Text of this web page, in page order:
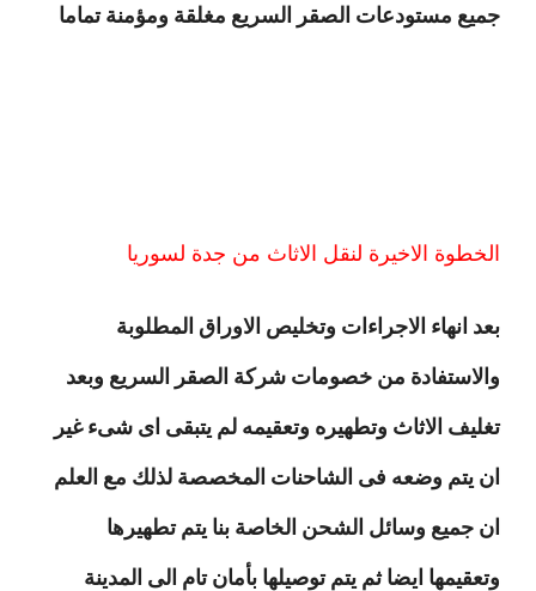
جميع مستودعات الصقر السريع مغلقة ومؤمنة تماما
الخطوة الاخيرة لنقل الاثاث من جدة لسوريا
بعد انهاء الاجراءات وتخليص الاوراق المطلوبة
والاستفادة من خصومات شركة الصقر السريع وبعد
تغليف الاثاث وتطهيره وتعقيمه لم يتبقى اى شىء غير
ان يتم وضعه فى الشاحنات المخصصة لذلك مع العلم
ان جميع وسائل الشحن الخاصة بنا يتم تطهيرها
وتعقيمها ايضا ثم يتم توصيلها بأمان تام الى المدينة